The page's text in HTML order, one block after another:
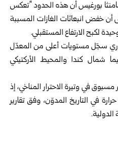
بورغيس أن هذه الحدود “تعكس
أن خفض انبعاثات الغازات المسببة
لكبح الارتفاع المستقبلي.
سجّل مستويات أعلى من المعدّل
شمال كندا والمحيط الأركتيكي
في وتيرة الاحترار المناخي، إذ
في التاريخ المدوّن، وفق تقارير